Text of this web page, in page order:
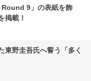
9」の表紙を飾
掲載！
東野圭吾氏へ誓う「多く